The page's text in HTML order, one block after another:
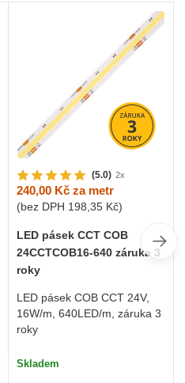
(5.0) 2x
240,00 Kč za metr
(bez DPH 198,35 Kč)
LED pásek CCT COB
24CCTCOB16-640 záruka 3
roky
LED pásek COB CCT 24V,
16W/m, 640LED/m, záruka 3
roky
Skladem